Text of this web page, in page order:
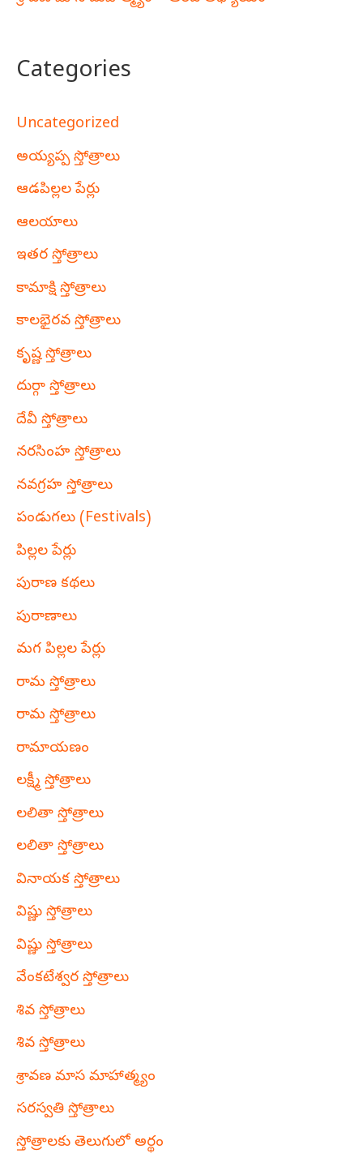
Categories
Uncategorized
అయ్యప్ప స్తోత్రాలు
ఆడపిల్లల పేర్లు
ఆలయాలు
ఇతర స్తోత్రాలు
కామాక్షి స్తోత్రాలు
కాలభైరవ స్తోత్రాలు
కృష్ణ స్తోత్రాలు
దుర్గా స్తోత్రాలు
దేవీ స్తోత్రాలు
నరసింహ స్తోత్రాలు
నవగ్రహ స్తోత్రాలు
పండుగలు (Festivals)
పిల్లల పేర్లు
పురాణ కథలు
పురాణాలు
మగ పిల్లల పేర్లు
రామ స్తోత్రాలు
రామ స్తోత్రాలు
రామాయణం
లక్ష్మీ స్తోత్రాలు
లలితా స్తోత్రాలు
లలితా స్తోత్రాలు
వినాయక స్తోత్రాలు
విష్ణు స్తోత్రాలు
విష్ణు స్తోత్రాలు
వేంకటేశ్వర స్తోత్రాలు
శివ స్తోత్రాలు
శివ స్తోత్రాలు
శ్రావణ మాస మాహాత్మ్యం
సరస్వతి స్తోత్రాలు
స్తోత్రాలకు తెలుగులో అర్థం